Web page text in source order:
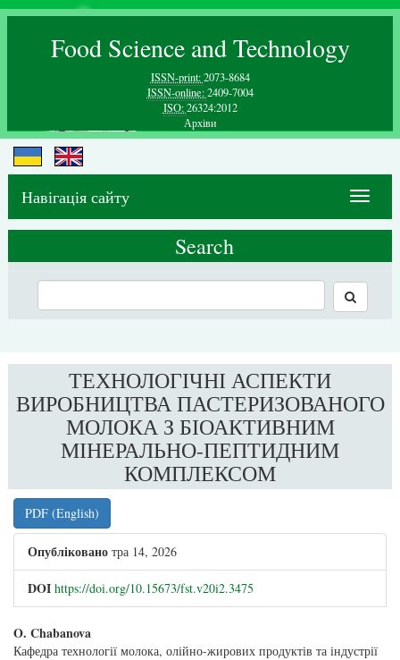
Food Science and Technology
ISSN-print:2073-8684
ISSN-online:2409-7004
ISO:26324:2012
Архiви
Toggle
Навігація сайту
Search
ТЕХНОЛОГІЧНІ АСПЕКТИ
ВИРОБНИЦТВА ПАСТЕРИЗОВАНОГО
МОЛОКА З БІОАКТИВНИМ
МІНЕРАЛЬНО-ПЕПТИДНИМ
КОМПЛЕКСОМ
PDF (English)
Опубліковано тра 14, 2026
DOI https://doi.org/10.15673/fst.v20i2.3475
##plugins.themes.bootstrap3.article.main##
O. Chabanova
Кафедра технології молока, олійно-жирових продуктів та індустрії